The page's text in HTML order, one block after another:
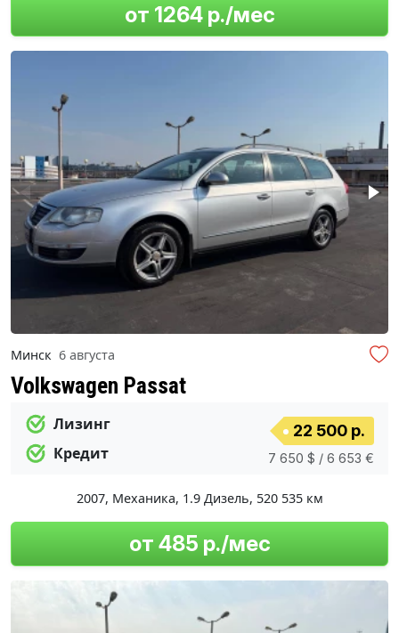
от 1264 р./мес
Минск 6 августа
Volkswagen Passat
Лизинг
Кредит
22 500 р.
7 650 $ / 6 653 €
2007, Механика, 1.9 Дизель, 520 535 км
от 485 р./мес